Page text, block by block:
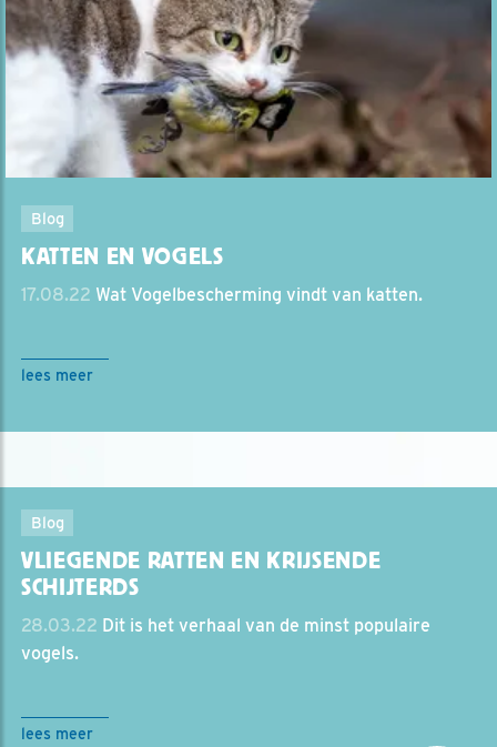
Blog
KATTEN EN VOGELS
17.08.22 Wat Vogelbescherming vindt van katten.
lees meer
Blog
VLIEGENDE RATTEN EN KRIJSENDE
SCHIJTERDS
28.03.22 Dit is het verhaal van de minst populaire
vogels.
lees meer